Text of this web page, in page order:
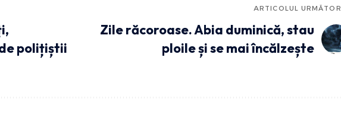
polițiștii
ARTICOLUL URMĂTOR
Zile răcoroase. Abia duminică, stau
ploile și se mai încălzește